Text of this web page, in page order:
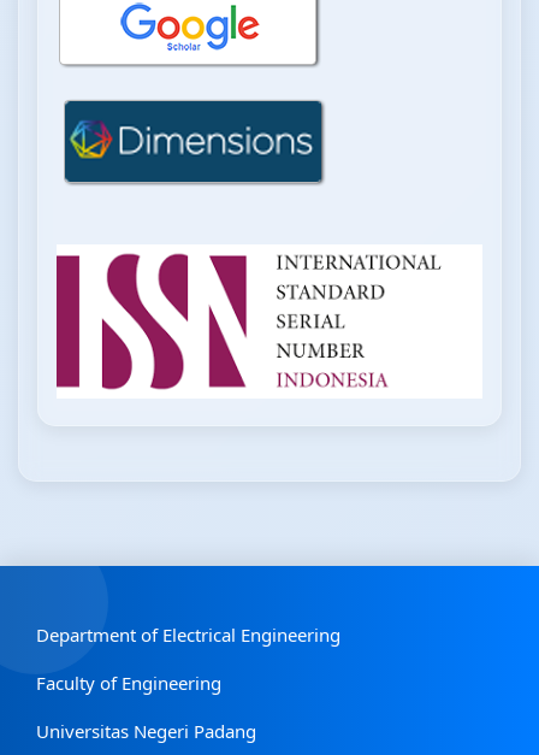
Department of Electrical Engineering
Faculty of Engineering
Universitas Negeri Padang